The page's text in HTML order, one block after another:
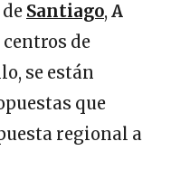
Santiago, A
de
se están
que
regional a